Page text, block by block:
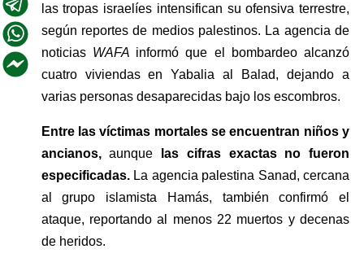
las tropas israelíes intensifican su ofensiva terrestre,
según reportes de medios palestinos. La agencia de
noticias WAFA informó que el bombardeo alcanzó
cuatro viviendas en Yabalia al Balad, dejando a
varias personas desaparecidas bajo los escombros.
Entre las víctimas mortales se encuentran niños y
ancianos, aunque las cifras exactas no fueron
especificadas. La agencia palestina Sanad, cercana
al grupo islamista Hamás, también confirmó el
ataque, reportando al menos 22 muertos y decenas
de heridos.